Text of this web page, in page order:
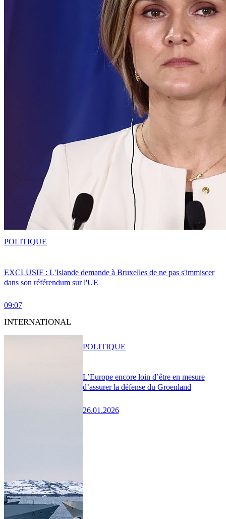
EXCLUSIF : L'Islande demande à Bruxelles de ne pas s'immiscer
dans son référendum sur l'UE
09:07
POLITIQUE
INTERNATIONAL
L’Europe encore loin d’être en mesure
d’assurer la défense du Groenland
26.01.2026
POLITIQUE